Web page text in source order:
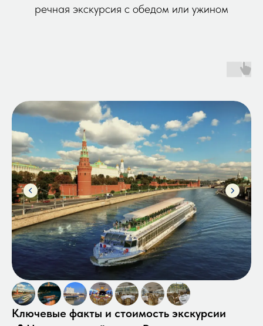
речная экскурсия с обедом или ужином
Ключевые факты и стоимость экскурсии